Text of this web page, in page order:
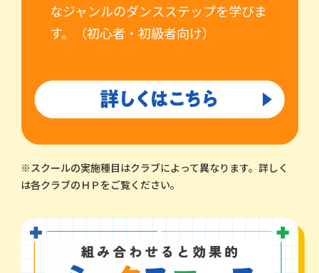
なジャンルのダンスステップを学びま
す。（初心者・初級者向け）
※スクールの実施種目はクラブによって異なります。詳しく
は各クラブのＨＰをご覧ください。